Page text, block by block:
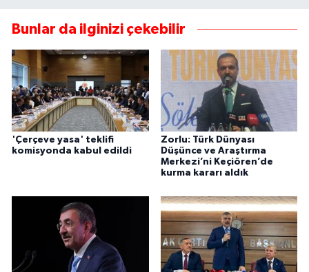
Bunlar da ilginizi çekebilir
'Çerçeve yasa' teklifi
komisyonda kabul edildi
Zorlu: Türk Dünyası
Düşünce ve Araştırma
Merkezi’ni Keçiören’de
kurma kararı aldık